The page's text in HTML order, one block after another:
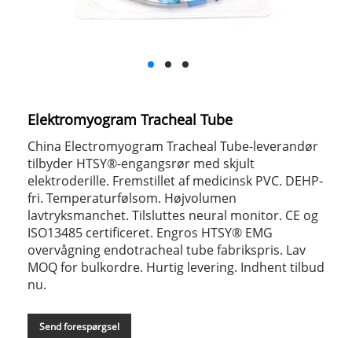
Elektromyogram Tracheal Tube
China Electromyogram Tracheal Tube-leverandør
tilbyder HTSY®-engangsrør med skjult
elektroderille. Fremstillet af medicinsk PVC. DEHP-
fri. Temperaturfølsom. Højvolumen
lavtryksmanchet. Tilsluttes neural monitor. CE og
ISO13485 certificeret. Engros HTSY® EMG
overvågning endotracheal tube fabrikspris. Lav
MOQ for bulkordre. Hurtig levering. Indhent tilbud
nu.
Send forespørgsel